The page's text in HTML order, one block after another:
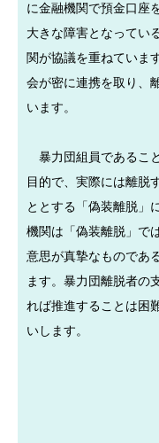
に金融機関で預金口座
大きな障害となってい
関が協議を重ねていま
会が密に連携を取り、
います。
暴力団組員であるこ
目的で、実際には離脱
ととする「偽装離脱」
機関は「偽装離脱」で
意思が真摯なものであ
ます。暴力団離脱者の
れば推進することは困
いします。